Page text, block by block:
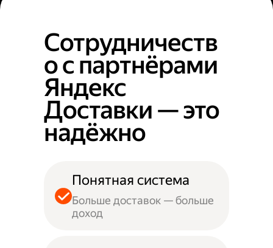
Сотрудничеств
о с партнёрами
Яндекс
Доставки — это
надёжно
Понятная система
Больше доставок — больше
доход